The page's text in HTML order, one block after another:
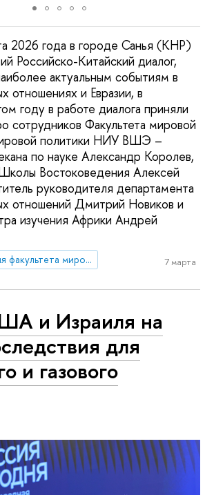
2026 года в городе Санья (КНР)
Российско-Китайский диалог,
актуальным событиям в
отношениях и Евразии, в
году в работе диалога приняли
сотрудников Факультета мировой
политики НИУ ВШЭ –
по науке Александр Королев,
Востоковедения Алексей
руководителя департамента
отношений Дмитрий Новиков и
изучения Африки Андрей
Научная комиссия факультета мировой экономики и мировой политики 7 марта
и Израиля на
для
и газового